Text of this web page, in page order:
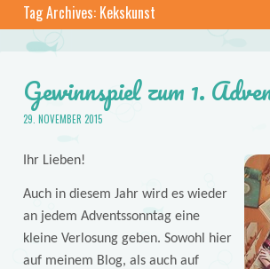
Tag Archives: Kekskunst
Gewinnspiel zum 1.
29. NOVEMBER 2015
Ihr Lieben!
Auch in diesem Jahr wird es wieder
an jedem Adventssonntag eine
kleine Verlosung geben. Sowohl hier
auf meinem Blog, als auch auf